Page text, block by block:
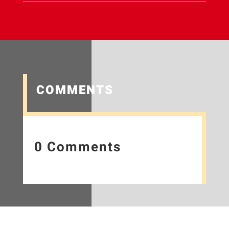
COMMENTS
0 Comments